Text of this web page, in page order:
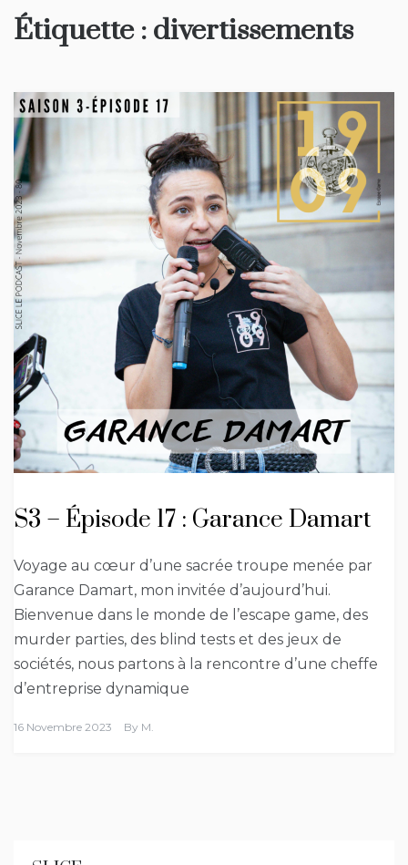
Étiquette : divertissements
S3 – Épisode 17 : Garance Damart
Voyage au cœur d’une sacrée troupe menée par
Garance Damart, mon invitée d’aujourd’hui.
Bienvenue dans le monde de l’escape game, des
murder parties, des blind tests et des jeux de
sociétés, nous partons à la rencontre d’une cheffe
d’entreprise dynamique
16 Novembre 2023 By M.